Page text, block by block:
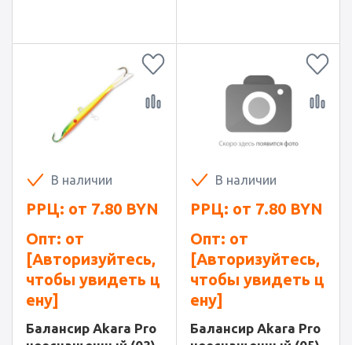
В наличии
РРЦ: от 7.80 BYN
Опт: от
[Авторизуйтесь,
чтобы увидеть ц
ену]
Балансир Akara Pro
В наличии
РРЦ: от 7.80 BYN
Опт: от
[Авторизуйтесь,
чтобы увидеть ц
ену]
Балансир Akara Pro